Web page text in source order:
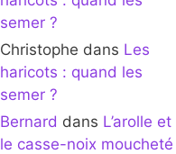
semer ?
Christophe dans Les
haricots : quand les
semer ?
Bernard dans L’arolle et
le casse-noix moucheté